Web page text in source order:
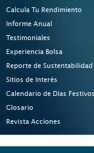
Calcula Tu Rendimiento
Informe Anual
Testimoniales
Experiencia Bolsa
Reporte de Sustentabilidad
Sitios de Interés
Calendario de Días Festivos
Glosario
Revista Acciones